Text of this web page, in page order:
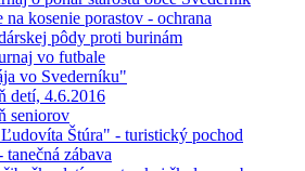
na kosenie porastov - ochrana
pôdy proti burinám
vo futbale
vo Svederníku"
detí, 4.6.2016
seniorov
Štúra" - turistický pochod
zábava